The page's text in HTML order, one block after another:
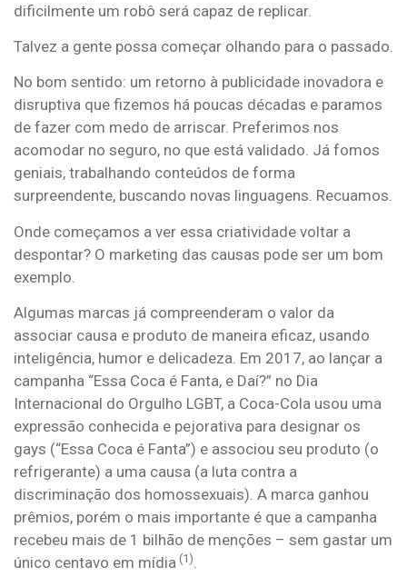
dificilmente um robô será capaz de replicar.
Talvez a gente possa começar olhando para o passado.
No bom sentido: um retorno à publicidade inovadora e
disruptiva que fizemos há poucas décadas e paramos
de fazer com medo de arriscar. Preferimos nos
acomodar no seguro, no que está validado. Já fomos
geniais, trabalhando conteúdos de forma
surpreendente, buscando novas linguagens. Recuamos.
Onde começamos a ver essa criatividade voltar a
despontar? O marketing das causas pode ser um bom
exemplo.
Algumas marcas já compreenderam o valor da
associar causa e produto de maneira eficaz, usando
inteligência, humor e delicadeza. Em 2017, ao lançar a
campanha “Essa Coca é Fanta, e Daí?” no Dia
Internacional do Orgulho LGBT, a Coca-Cola usou uma
expressão conhecida e pejorativa para designar os
gays (“Essa Coca é Fanta”) e associou seu produto (o
refrigerante) a uma causa (a luta contra a
discriminação dos homossexuais). A marca ganhou
prêmios, porém o mais importante é que a campanha
recebeu mais de 1 bilhão de menções – sem gastar um
único centavo em mídia (1).